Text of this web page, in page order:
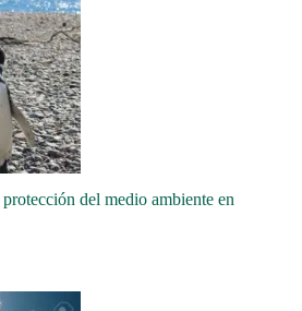
del medio ambiente en